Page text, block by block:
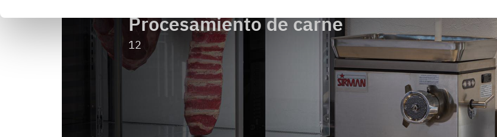
tuo consenso in qualsiasi momento dalla Dichiarazione sui cookie.
Utilizziamo i cookie per garantire che l’utente possa usufruire del servizio richiesto, per personalizzare contenuti
funzionalità dei social media e per analizzare il nostro traffico. Condividiamo inoltre informazioni sul modo in cui
sito con i nostri partner che si occupano di analisi dei dati web, pubblicità e social media, i quali potrebbero
informazioni che ha fornito loro o che hanno raccolto dal suo utilizzo dei loro servizi.
Procesamiento de carne
12